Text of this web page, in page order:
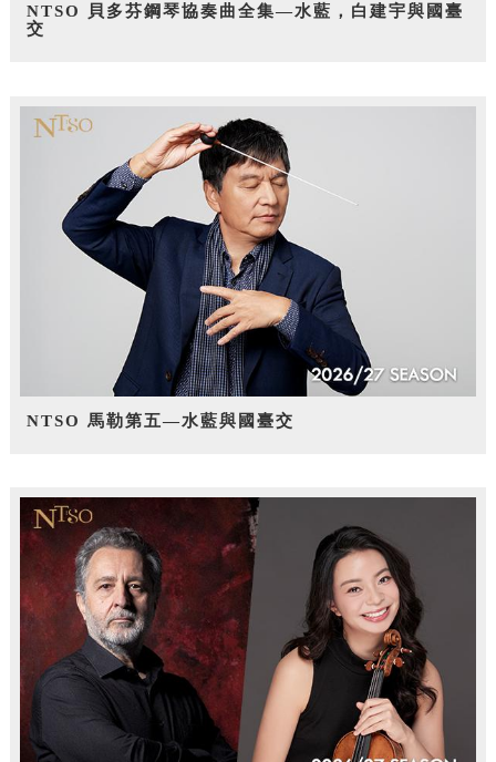
NTSO 貝多芬鋼琴協奏曲全集—水藍，白建宇與國臺
交
NTSO 馬勒第五—水藍與國臺交